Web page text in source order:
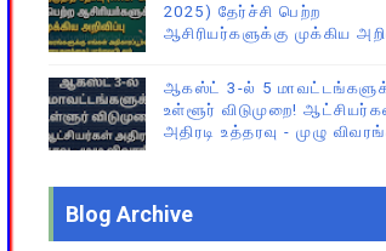
2025) தேர்ச்சி பெற்ற
ஆசிரியர்களுக்கு முக்கிய
ஆகஸ்ட் 3-ல் 5
உள்ளூர் விடுமுறை!
அதிரடி உத்தரவு - முழு
Blog Archive